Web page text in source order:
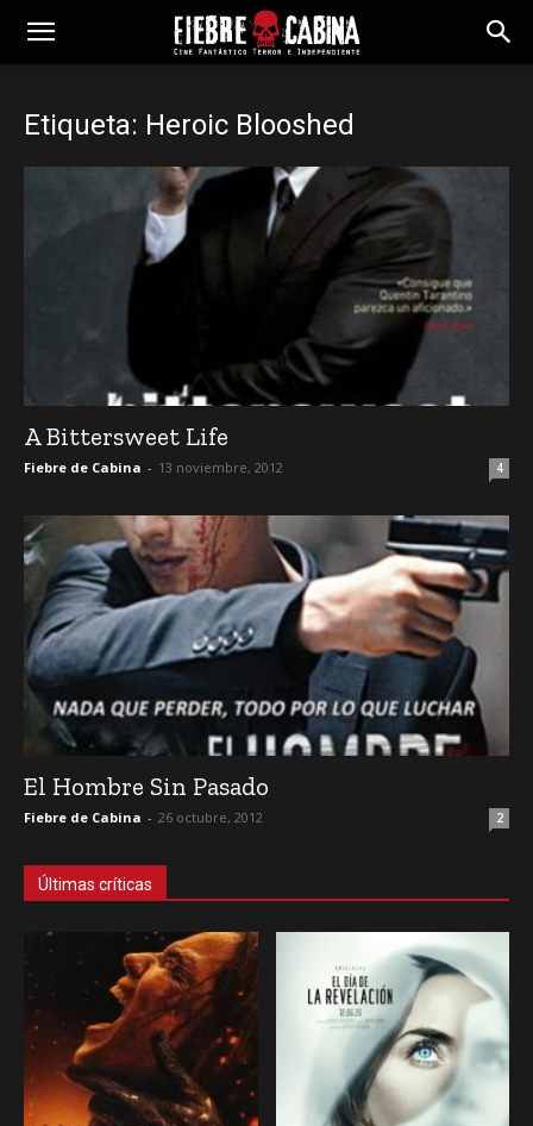
Etiqueta: Heroic Blooshed
A Bittersweet Life
Fiebre de Cabina - 13 noviembre, 2012 4
El Hombre Sin Pasado
Fiebre de Cabina - 26 octubre, 2012 2
Últimas críticas